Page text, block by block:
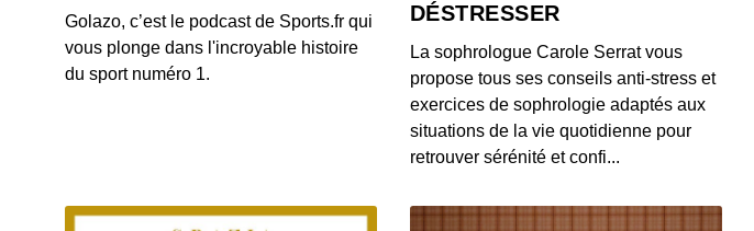
Golazo, c’est le podcast de Sports.fr qui
vous plonge dans l'incroyable histoire
du sport numéro 1.
DÉSTRESSER
La sophrologue Carole Serrat vous
propose tous ses conseils anti-stress et
exercices de sophrologie adaptés aux
situations de la vie quotidienne pour
retrouver sérénité et confi...